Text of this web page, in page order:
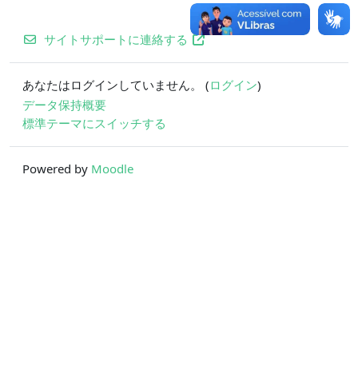
サイトサポートに連絡する
あなたはログインしていません。 (ログイン)
データ保持概要
標準テーマにスイッチする
Powered by Moodle